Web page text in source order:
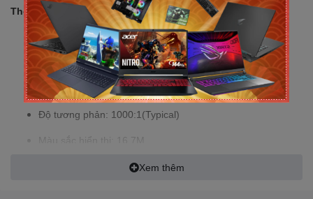
Thông số sản phẩm:
Mã sản phẩm: A273FS
Màu sắc: Đen
Độ sáng: 250 cd/m²
Độ tương phản: 1000:1(Typical)
Màu sắc hiển thị: 16.7M
Màu sắc hỗ trợ: 6500K/7300K
Xem thêm